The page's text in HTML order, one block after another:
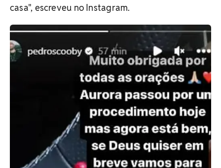
casa", escreveu no Instagram.